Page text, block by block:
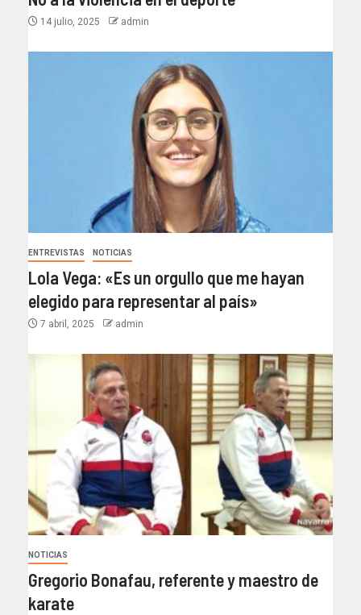
14 julio, 2025 admin
ENTREVISTAS NOTICIAS
Lola Vega: «Es un orgullo que me hayan
elegido para representar al país»
7 abril, 2025 admin
NOTICIAS
Gregorio Bonafau, referente y maestro de
karate